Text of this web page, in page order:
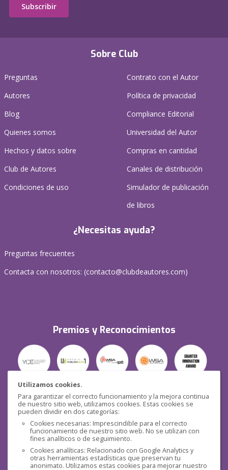
Utilizamos cookies.
Para garantizar el correcto funcionamiento y la mejora continua
de nuestro sitio web, utilizamos cookies. Estas cookies se
pueden dividir en dos categorías:
Cookies necesarias: Imprescindible para el correcto
funcionamiento de nuestro sitio web. No se utilizan con
fines analíticos o de seguimiento.
Cookies analíticas: Relacionado con Google Analytics y
otras herramientas estadísticas que preservan tu
anonimato. Utilizamos estas cookies para mejorar nuestro
Sobre Club
Preguntas
Autores
Blog
Quienes somos
Hechos y datos sobre
Club de Autores
Condiciones de uso
Contrato con el Autor
Política de privacidad
Compliance Editorial
Universidad del Autor
Compras en cantidad
Canales de distribución
Simulador de publicación
de libros
¿Necesitas ayuda?
Preguntas frecuentes
Contacta con nosotros: (contacto@clubdeautores.com)
Premios y Reconocimientos
Seguridad
Redes sociales
Subscribir